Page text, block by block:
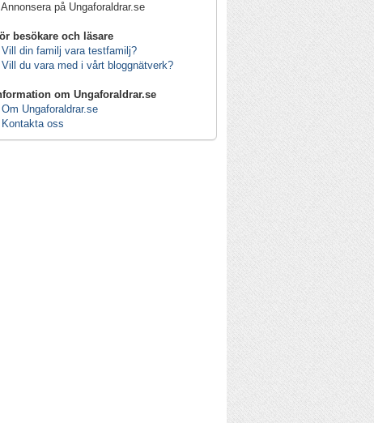
på Ungaforaldrar.se
besökare och läsare
Vill din familj vara testfamilj?
Vill du vara med i vårt bloggnätverk?
om Ungaforaldrar.se
Om Ungaforaldrar.se
Kontakta oss